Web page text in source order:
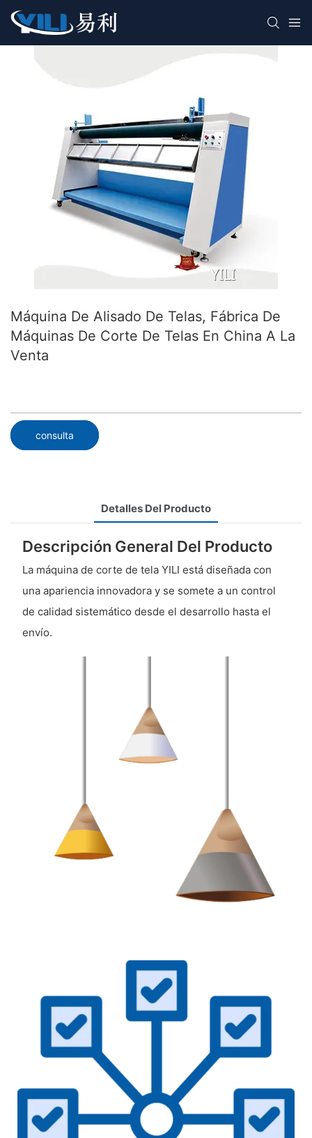
Máquina De Alisado De Telas, Fábrica De
Máquinas De Corte De Telas En China A La
Venta
consulta
Detalles Del Producto
Descripción General Del Producto
La máquina de corte de tela YILI está diseñada con
una apariencia innovadora y se somete a un control
de calidad sistemático desde el desarrollo hasta el
envío.